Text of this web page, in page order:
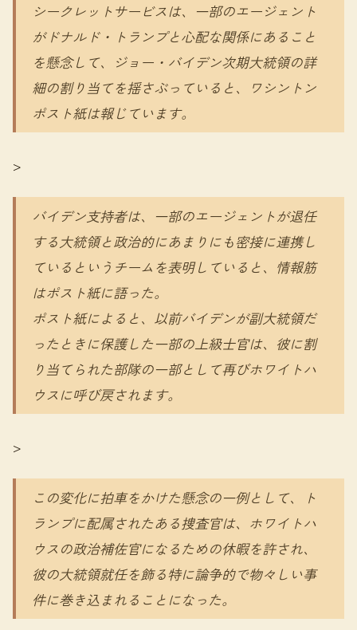
シークレットサービスは、一部のエージェント
がドナルド・トランプと心配な関係にあること
を懸念して、ジョー・バイデン次期大統領の詳
細の割り当てを揺さぶっていると、ワシントン
ポスト紙は報じています。
>
バイデン支持者は、一部のエージェントが退任
する大統領と政治的にあまりにも密接に連携し
ているというチームを表明していると、情報筋
はポスト紙に語った。
ポスト紙によると、以前バイデンが副大統領だ
ったときに保護した一部の上級士官は、彼に割
り当てられた部隊の一部として再びホワイトハ
ウスに呼び戻されます。
>
この変化に拍車をかけた懸念の一例として、ト
ランプに配属されたある捜査官は、ホワイトハ
ウスの政治補佐官になるための休暇を許され、
彼の大統領就任を飾る特に論争的で物々しい事
件に巻き込まれることになった。